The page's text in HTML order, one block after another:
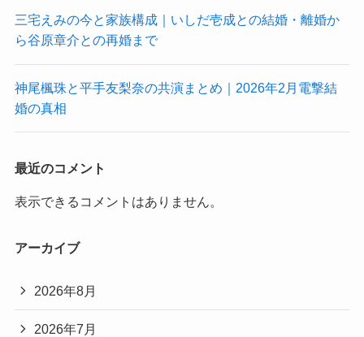
三宅えみの今と家族構成｜いしだ壱成との結婚・離婚か
ら谷原章介との再婚まで
神尾楓珠と平手友梨奈の共演まとめ｜2026年2月電撃結
婚の真相
最近のコメント
表示できるコメントはありません。
アーカイブ
2026年8月
2026年7月